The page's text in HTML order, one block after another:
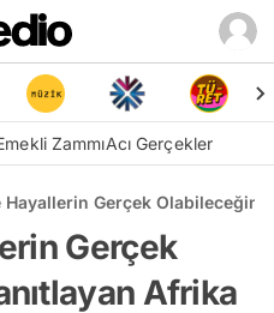
ZammıAcı Gerçekler
Hayallerin Gerçek
Gerçek
Afrika